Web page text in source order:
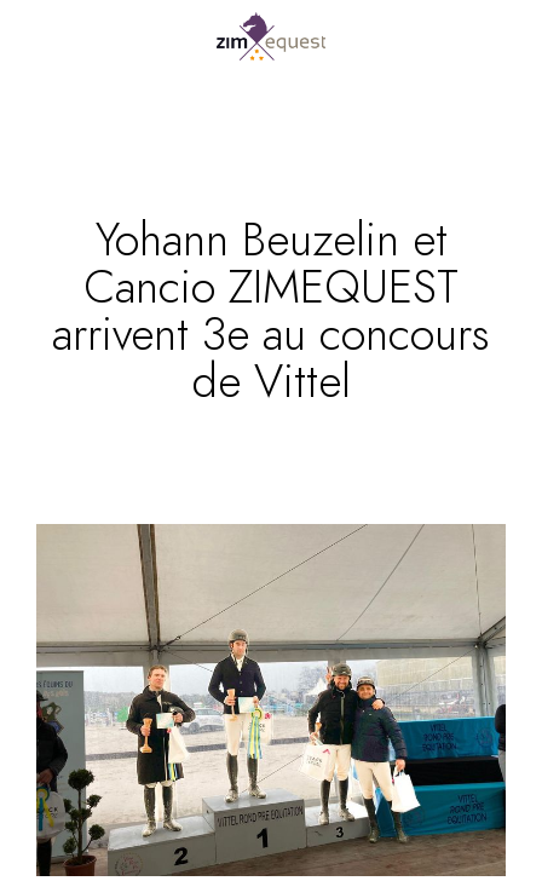
Yohann Beuzelin et
Cancio ZIMEQUEST
arrivent 3e au concours
de Vittel